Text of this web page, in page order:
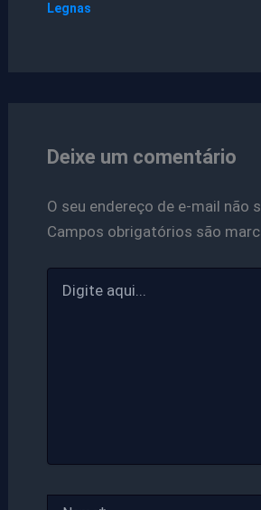
Legnas
Deixe um comentário
O seu endereço de e-mail não
Campos obrigatórios são
aqui...